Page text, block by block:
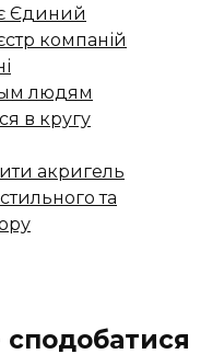
Єдиний
компаній
людям
в кругу
акригель
та